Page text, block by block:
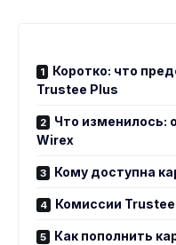
Коротко: что
Trustee Plus
Что изменилось:
Wirex
Кому доступна
Комиссии
Как пополнить